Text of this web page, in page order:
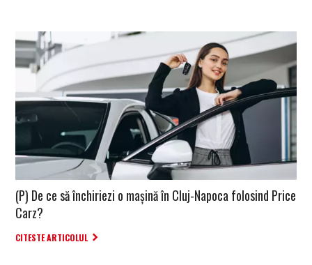
(P) De ce să închiriezi o mașină în Cluj-Napoca folosind Price
Carz?
CITESTE ARTICOLUL